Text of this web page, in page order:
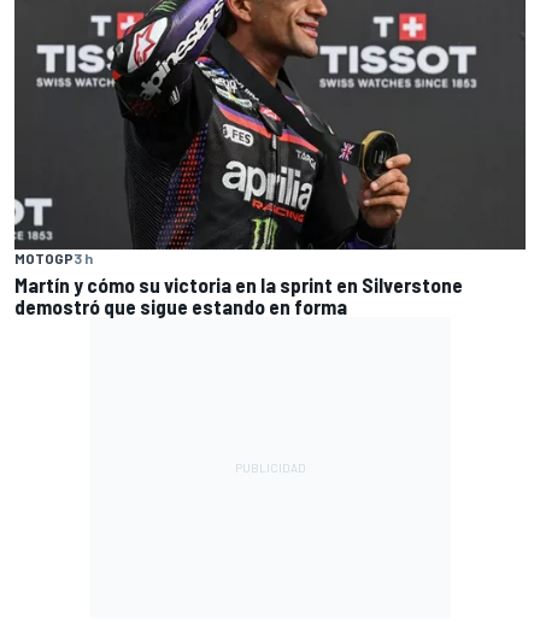
MOTOGP3 h
Martín y cómo su victoria en la sprint en Silverstone
demostró que sigue estando en forma